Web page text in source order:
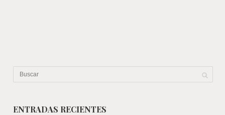
ENTRADAS RECIENTES